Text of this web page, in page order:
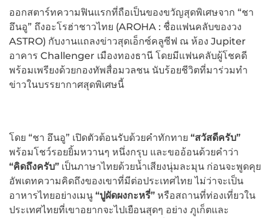
ออกสตาร์ทความฟินแรกที่ถือเป็นของขวัญสุดพิเศษจาก “ชา
อึนอู” ถึงอะโรฮ่าชาวไทย (AROHA : ชื่อแฟนคลับของวง
ASTRO) กับงานแถลงข่าวสุดเอ็กซ์คลูซีฟ ณ ห้อง Jupiter
อาคาร Challenger เมืองทองธานี โดยมีแฟนคลับผู้โชคดี
พร้อมเพรียงด้วยกองทัพสื่อมวลชน นับร้อยชีวิตที่มาร่วมทำ
ข่าวในบรรยากาศสุดพิเศษนี้
โดย “ชา อึนอู” เปิดตัวต้อนรับด้วยคำทักทาย “สวัสดีครับ”
พร้อมโชว์รอยยิ้มหวานๆ หนึ่งกรุบ และขออ้อนด้วยคำว่า
“คิดถึงครับ” เป็นภาษาไทยด้วยน้ำเสียงนุ่มละมุน ก่อนจะพูดคุย
อัพเดทความคิดถึงของเขาที่มีต่อประเทศไทย ไม่ว่าจะเป็น
อาหารไทยอย่างเมนู “ปูผัดผงกะหรี่” หรือสถานที่ท่องเที่ยวใน
ประเทศไทยที่เขาอยากจะไปเยือนสุดๆ อย่าง ภูเก็ตและ